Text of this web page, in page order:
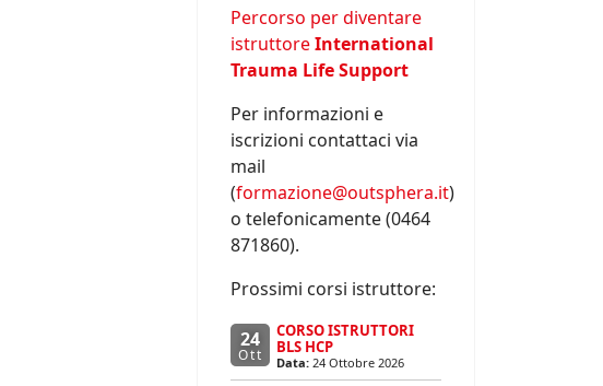
Percorso per diventare
istruttoreInternational
Trauma Life Support
Per informazioni e
iscrizioni contattaci via
mail
(formazione@outsphera.it)
o telefonicamente (0464
871860).
Prossimi corsi istruttore:
24
Ott
CORSO ISTRUTTORI
BLS HCP
Data: 24 Ottobre 2026